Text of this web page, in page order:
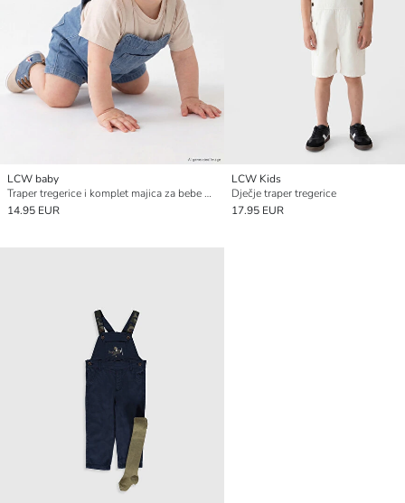
LCW baby
Traper tregerice i komplet majica za bebe dječake
14.95 EUR
LCW Kids
Dječje traper tregerice
17.95 EUR